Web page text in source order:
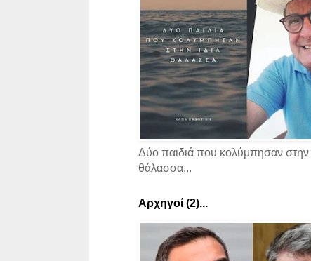
Δύο παιδιά που κολύμπησαν στην
θάλασσα...
Αρχηγοί (2)...